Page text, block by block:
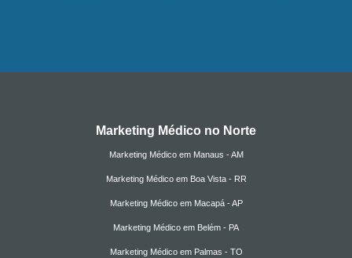
Marketing Médico no Norte
Marketing Médico em Manaus - AM
Marketing Médico em Boa Vista - RR
Marketing Médico em Macapá - AP
Marketing Médico em Belém - PA
Marketing Médico em Palmas - TO